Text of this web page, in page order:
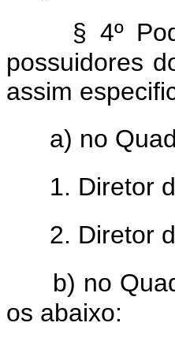
§ 4º
possuidores
assim
a) no
1. Diretor
2. Diretor
b) no
os abaixo: